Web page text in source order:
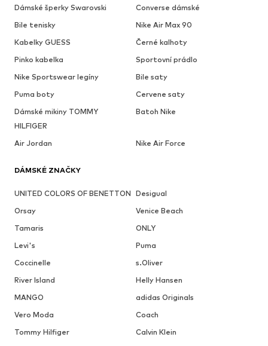
Dámské šperky Swarovski
Converse dámské
Bile tenisky
Nike Air Max 90
Kabelky GUESS
Černé kalhoty
Pinko kabelka
Sportovní prádlo
Nike Sportswear legíny
Bile saty
Puma boty
Cervene saty
Dámské mikiny TOMMY
HILFIGER
Batoh Nike
Air Jordan Nike Air Force
DÁMSKÉ ZNAČKY
UNITED COLORS OF BENETTON Desigual
Orsay
Venice Beach
Tamaris
ONLY
Levi's
Puma
Coccinelle
s.Oliver
River Island
Helly Hansen
MANGO
adidas Originals
Vero Moda
Coach
Tommy Hilfiger
Calvin Klein